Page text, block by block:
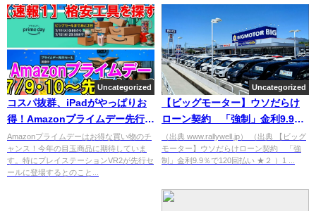
Uncategorized
コスパ抜群、iPadがやっぱりお
得！Amazonプライムデー先行セ
ール
Amazonプライムデーはお得な買い物のチ
ャンス！今年の目玉商品に期待していま
す。特にプレイステーションVR2が先行セ
ールに登場するとのこと...
Uncategorized
【ビッグモーター】ウソだらけ
ローン契約 「強制」金利9.9％
で120回払い
（出典 www.rallywell.jp） （出典 【ビッグ
モーター】ウソだらけローン契約 「強
制」金利9.9％で120回払い ★２ ）1 ...